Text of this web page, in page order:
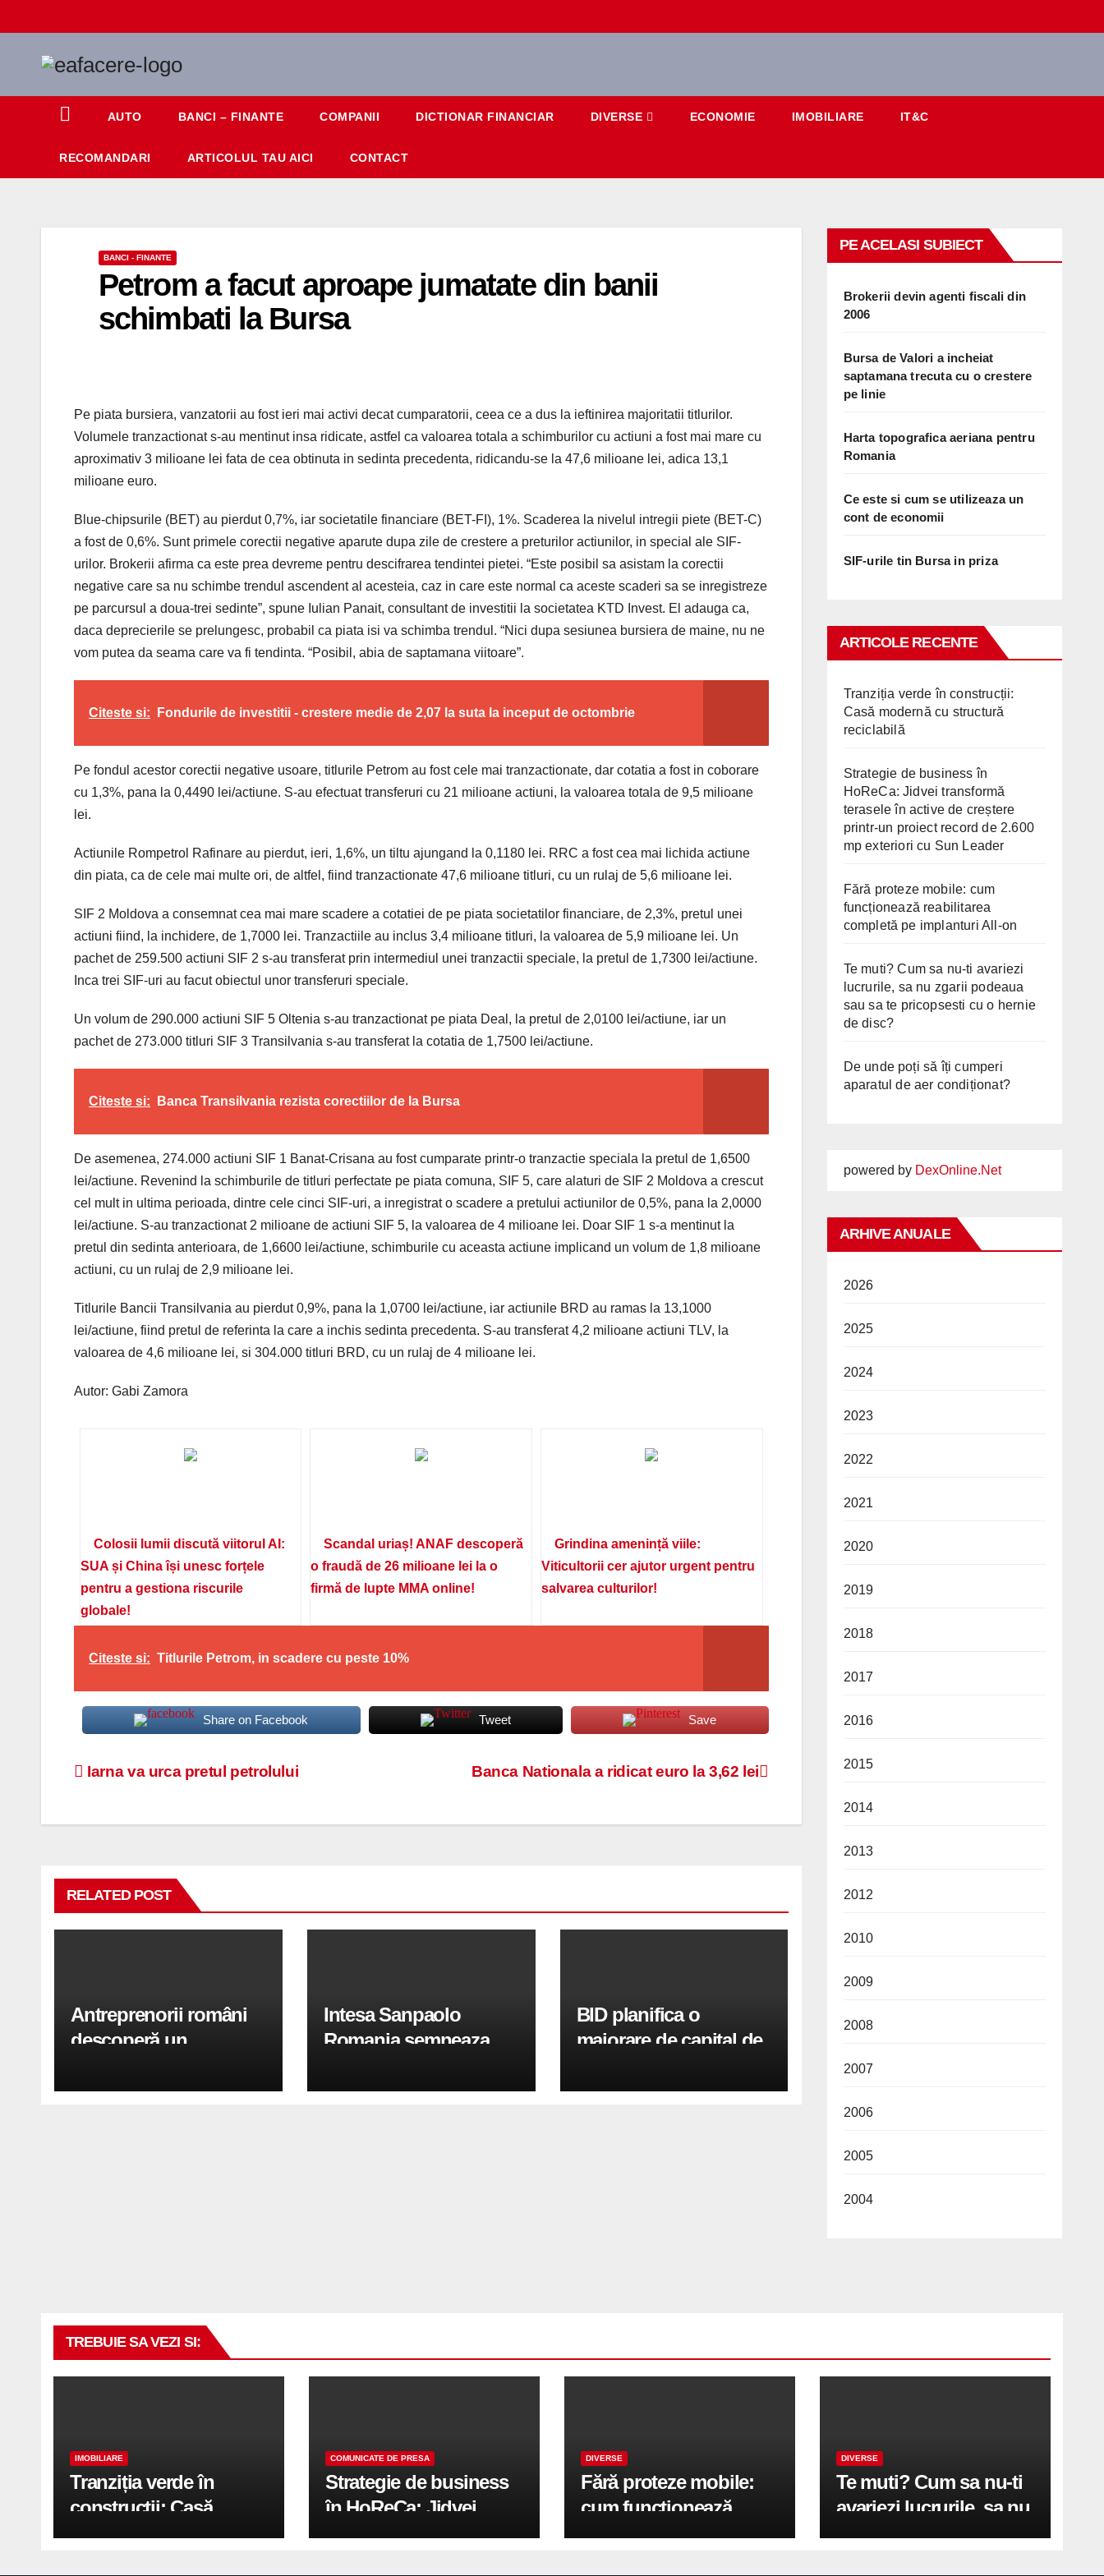
to
AUTO BANCI – FINANTE COMPANII DICTIONAR FINANCIAR DIVERSE ECONOMIE IMOBILIARE IT&C
RECOMANDARI ARTICOLUL TAU AICI CONTACT
BANCI - FINANTE
Petrom a facut aproape jumatate din banii
schimbati la Bursa
Pe piata bursiera, vanzatorii au fost ieri mai activi decat cumparatorii, ceea ce a dus la ieftinirea majoritatii titlurilor.
Volumele tranzactionat s-au mentinut insa ridicate, astfel ca valoarea totala a schimburilor cu actiuni a fost mai mare cu
aproximativ 3 milioane lei fata de cea obtinuta in sedinta precedenta, ridicandu-se la 47,6 milioane lei, adica 13,1
milioane euro.
Blue-chipsurile (BET) au pierdut 0,7%, iar societatile financiare (BET-FI), 1%. Scaderea la nivelul intregii piete (BET-C)
a fost de 0,6%. Sunt primele corectii negative aparute dupa zile de crestere a preturilor actiunilor, in special ale SIF-
urilor. Brokerii afirma ca este prea devreme pentru descifrarea tendintei pietei. “Este posibil sa asistam la corectii
negative care sa nu schimbe trendul ascendent al acesteia, caz in care este normal ca aceste scaderi sa se inregistreze
pe parcursul a doua-trei sedinte”, spune Iulian Panait, consultant de investitii la societatea KTD Invest. El adauga ca,
daca deprecierile se prelungesc, probabil ca piata isi va schimba trendul. “Nici dupa sesiunea bursiera de maine, nu ne
vom putea da seama care va fi tendinta. “Posibil, abia de saptamana viitoare”.
Citeste si: Fondurile de investitii - crestere medie de 2,07 la suta la inceput de octombrie
Pe fondul acestor corectii negative usoare, titlurile Petrom au fost cele mai tranzactionate, dar cotatia a fost in coborare
cu 1,3%, pana la 0,4490 lei/actiune. S-au efectuat transferuri cu 21 milioane actiuni, la valoarea totala de 9,5 milioane
lei.
Actiunile Rompetrol Rafinare au pierdut, ieri, 1,6%, un tiltu ajungand la 0,1180 lei. RRC a fost cea mai lichida actiune
din piata, ca de cele mai multe ori, de altfel, fiind tranzactionate 47,6 milioane titluri, cu un rulaj de 5,6 milioane lei.
SIF 2 Moldova a consemnat cea mai mare scadere a cotatiei de pe piata societatilor financiare, de 2,3%, pretul unei
actiuni fiind, la inchidere, de 1,7000 lei. Tranzactiile au inclus 3,4 milioane titluri, la valoarea de 5,9 milioane lei. Un
pachet de 259.500 actiuni SIF 2 s-au transferat prin intermediul unei tranzactii speciale, la pretul de 1,7300 lei/actiune.
Inca trei SIF-uri au facut obiectul unor transferuri speciale.
Un volum de 290.000 actiuni SIF 5 Oltenia s-au tranzactionat pe piata Deal, la pretul de 2,0100 lei/actiune, iar un
pachet de 273.000 titluri SIF 3 Transilvania s-au transferat la cotatia de 1,7500 lei/actiune.
Citeste si: Banca Transilvania rezista corectiilor de la Bursa
De asemenea, 274.000 actiuni SIF 1 Banat-Crisana au fost cumparate printr-o tranzactie speciala la pretul de 1,6500
lei/actiune. Revenind la schimburile de titluri perfectate pe piata comuna, SIF 5, care alaturi de SIF 2 Moldova a crescut
cel mult in ultima perioada, dintre cele cinci SIF-uri, a inregistrat o scadere a pretului actiunilor de 0,5%, pana la 2,0000
lei/actiune. S-au tranzactionat 2 milioane de actiuni SIF 5, la valoarea de 4 milioane lei. Doar SIF 1 s-a mentinut la
pretul din sedinta anterioara, de 1,6600 lei/actiune, schimburile cu aceasta actiune implicand un volum de 1,8 milioane
actiuni, cu un rulaj de 2,9 milioane lei.
Titlurile Bancii Transilvania au pierdut 0,9%, pana la 1,0700 lei/actiune, iar actiunile BRD au ramas la 13,1000
lei/actiune, fiind pretul de referinta la care a inchis sedinta precedenta. S-au transferat 4,2 milioane actiuni TLV, la
valoarea de 4,6 milioane lei, si 304.000 titluri BRD, cu un rulaj de 4 milioane lei.
Autor: Gabi Zamora
Colosii lumii discută viitorul AI:
SUA și China își unesc forțele
pentru a gestiona riscurile
globale!
Scandal uriaș! ANAF descoperă
o fraudă de 26 milioane lei la o
firmă de lupte MMA online!
Grindina amenință viile:
Viticultorii cer ajutor urgent pentru
salvarea culturilor!
Citeste si: Titlurile Petrom, in scadere cu peste 10%
Share on Facebook Tweet Save
Navigare
Banca Nationala a ridicat euro la 3,62 lei
Iarna va urca pretul petrolului
RELATED POST
Antreprenorii români
descoperă un
cum obțin firmele
Intesa Sanpaolo
Romania semneaza
sprijinirea IMM-urilor si
BID planifica o
majorare de capital de
euro in 2026 pentru a
PE ACELASI SUBIECT
Brokerii devin agenti fiscali din
2006
Bursa de Valori a incheiat
saptamana trecuta cu o crestere
pe linie
Harta topografica aeriana pentru
Romania
Ce este si cum se utilizeaza un
cont de economii
SIF-urile tin Bursa in priza
ARTICOLE RECENTE
Tranziția verde în construcții:
Casă modernă cu structură
reciclabilă
Strategie de business în
HoReCa: Jidvei transformă
terasele în active de creștere
printr-un proiect record de 2.600
mp exteriori cu Sun Leader
Fără proteze mobile: cum
funcționează reabilitarea
completă pe implanturi All-on
Te muti? Cum sa nu-ti avariezi
lucrurile, sa nu zgarii podeaua
sau sa te pricopsesti cu o hernie
de disc?
De unde poți să îți cumperi
aparatul de aer condiționat?
powered by DexOnline.Net
ARHIVE ANUALE
2026
2025
2024
2023
2022
2021
2020
2019
2018
2017
2016
2015
2014
2013
2012
2010
2009
2008
2007
2006
2005
2004
TREBUIE SA VEZI SI:
IMOBILIARE
Tranziția verde în
construcții: Casă
modernă cu structură
COMUNICATE DE PRESA
Strategie de business
în HoReCa: Jidvei
transformă terasele în
DIVERSE
Fără proteze mobile:
cum funcționează
reabilitarea completă
DIVERSE
Te muti? Cum sa nu-ti
avariezi lucrurile, sa nu
zgarii podeaua sau sa